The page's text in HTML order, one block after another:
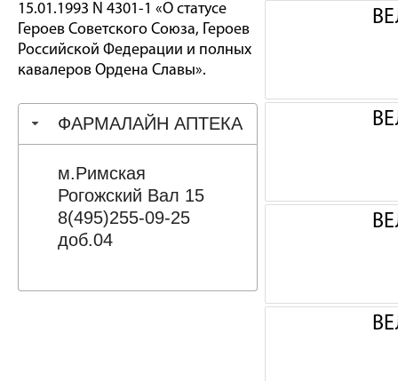
15.01.1993 N 4301-1 «О статусе
Героев Советского Союза, Героев
Российской Федерации и полных
кавалеров Ордена Славы».
ФАРМАЛАЙН АПТЕКА
м.Римская
Рогожский Вал 15
8(495)255-09-25
доб.04